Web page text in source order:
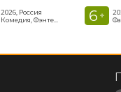
2026, Россия
6 +